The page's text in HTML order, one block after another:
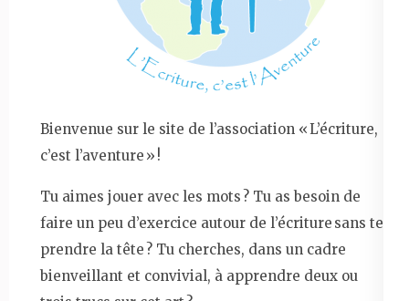
Bienvenue sur le site de l’association « L’écriture,
c’est l’aventure » !
Tu aimes jouer avec les mots ? Tu as besoin de
faire un peu d’exercice autour de l’écriture sans te
prendre la tête ? Tu cherches, dans un cadre
bienveillant et convivial, à apprendre deux ou